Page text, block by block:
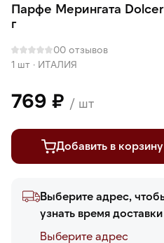
Парфе Мерингата
г
00 отзывов
1 шт · ИТАЛИЯ
769 ₽ / шт
Добавить в корзину
Выберите адрес,
узнать время доставки
Выберите адреc